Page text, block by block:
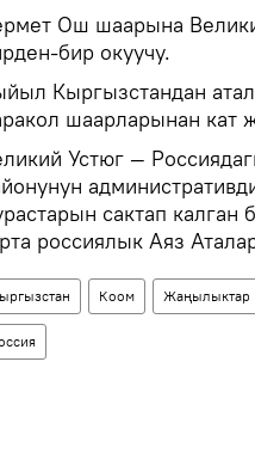
Ош шаарына
бир окуучу.
Кыргызстандан
шаарларынан кат
Устюг —
сактап
россиялык Аяз
Коом Жаңылыктар